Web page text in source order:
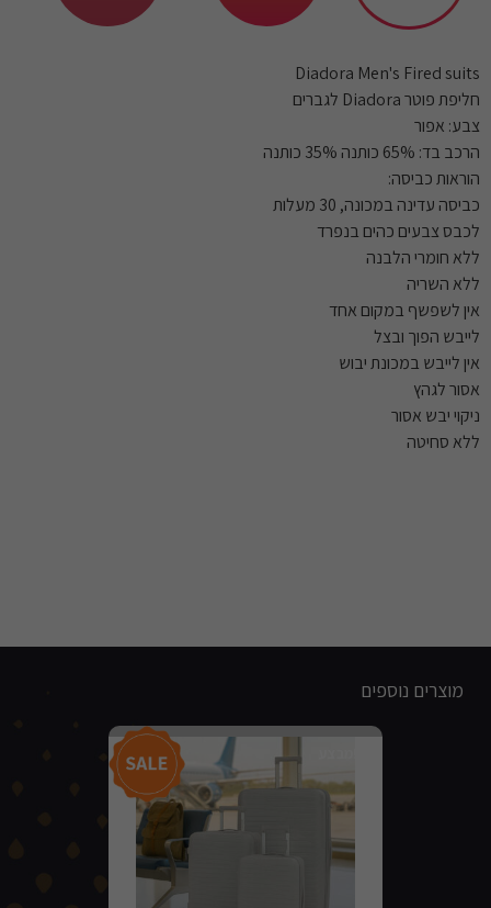
Diadora Men's Fired suits
חליפת פוטר Diadora לגברים
צבע: אפור
הרכב בד: 65% כותנה 35% כותנה
הוראות כביסה:
כביסה עדינה במכונה, 30 מעלות
לכבס צבעים כהים בנפרד
ללא חומרי הלבנה
ללא השריה
אין לשפשף במקום אחד
לייבש הפוך ובצל
אין לייבש במכונת יבוש
אסור לגהץ
ניקוי יבש אסור
ללא סחיטה
מוצרים נוספים